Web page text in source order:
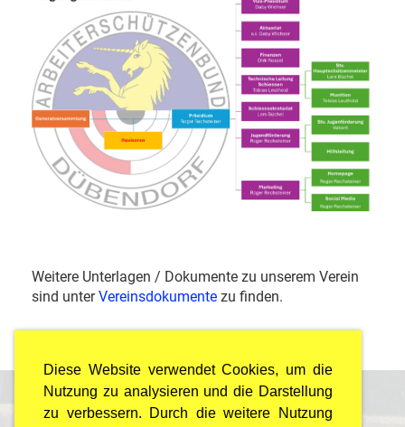
Diese Website verwendet Cookies, um die
Nutzung zu analysieren und die Darstellung
zu verbessern. Durch die weitere Nutzung
Weitere Unterlagen / Dokumente zu unserem Verein
sind unterVereinsdokumente zu finden.
© Arbeiterschützenbund Dübendorf